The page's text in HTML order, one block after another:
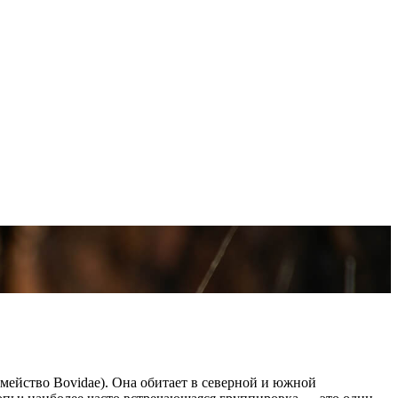
Bovidae). Она обитает в северной и южной